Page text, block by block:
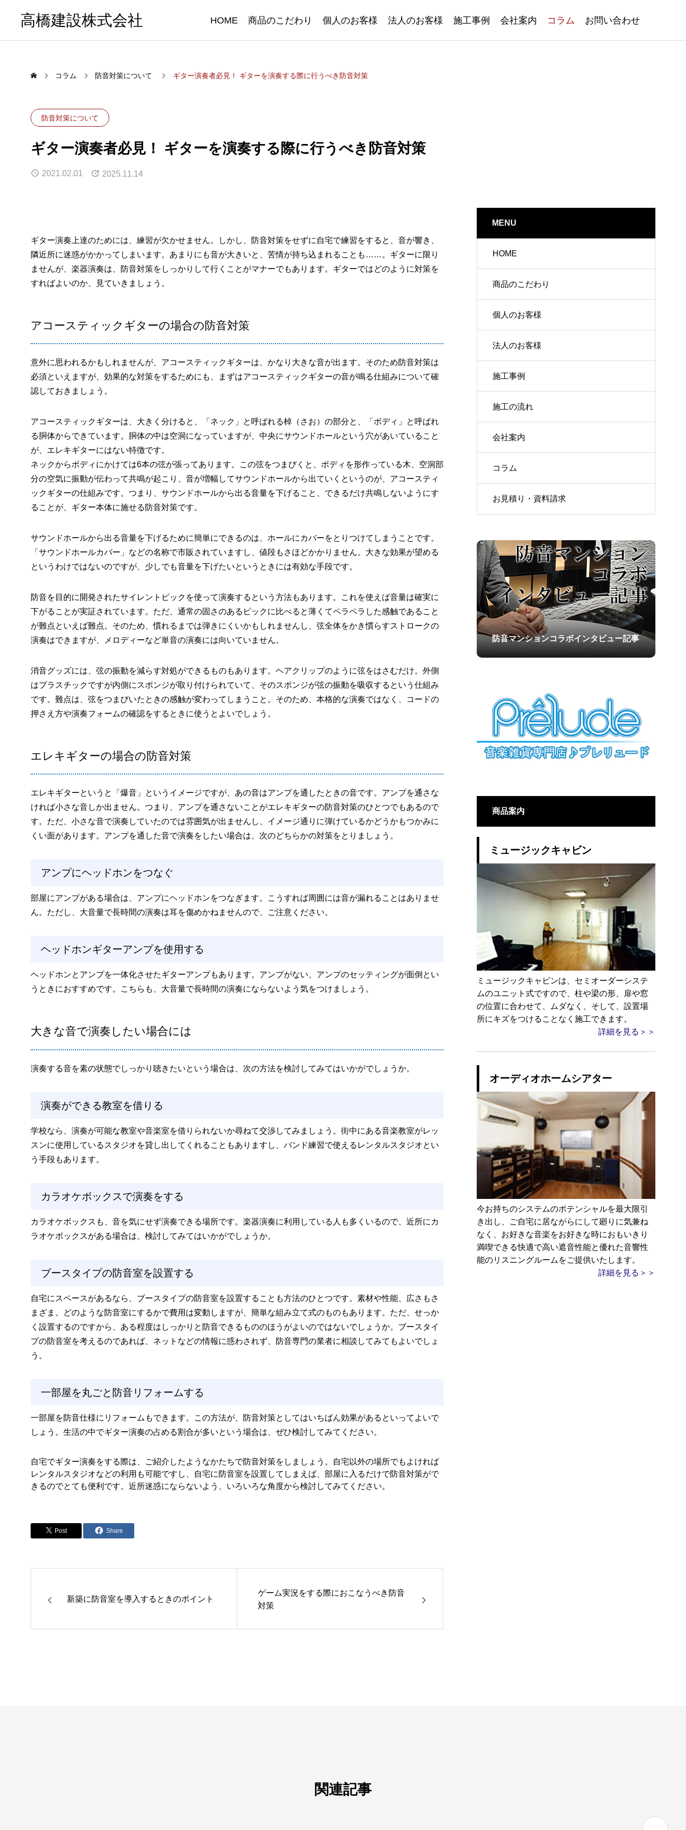
高橋建設株式会社 HOME 商品のこだわり 個人のお客様 法人のお客様 施工事例 会社案内 コラム お問い合わせ
コラム 防音対策について ギター演奏者必見！ ギターを演奏する際に行うべき防音対策
防音対策について
ギター演奏者必見！ ギターを演奏する際に行うべき防音対策
2021.02.01 2025.11.14
ギター演奏上達のためには、練習が欠かせません。しかし、防音対策をせずに自宅で練習をすると、音が響き、
隣近所に迷惑がかかってしまいます。あまりにも音が大きいと、苦情が持ち込まれることも……。ギターに限り
ませんが、楽器演奏は、防音対策をしっかりして行くことがマナーでもあります。ギターではどのように対策を
すればよいのか、見ていきましょう。
アコースティックギターの場合の防音対策
意外に思われるかもしれませんが、アコースティックギターは、かなり大きな音が出ます。そのため防音対策は
必須といえますが、効果的な対策をするためにも、まずはアコースティックギターの音が鳴る仕組みについて確
認しておきましょう。
アコースティックギターは、大きく分けると、「ネック」と呼ばれる棹（さお）の部分と、「ボディ」と呼ばれ
る胴体からできています。胴体の中は空洞になっていますが、中央にサウンドホールという穴があいていること
が、エレキギターにはない特徴です。
ネックからボディにかけては6本の弦が張ってあります。この弦をつまびくと、ボディを形作っている木、空洞部
分の空気に振動が伝わって共鳴が起こり、音が増幅してサウンドホールから出ていくというのが、アコースティ
ックギターの仕組みです。つまり、サウンドホールから出る音量を下げること、できるだけ共鳴しないようにす
ることが、ギター本体に施せる防音対策です。
サウンドホールから出る音量を下げるために簡単にできるのは、ホールにカバーをとりつけてしまうことです。
「サウンドホールカバー」などの名称で市販されていますし、値段もさほどかかりません。大きな効果が望める
というわけではないのですが、少しでも音量を下げたいというときには有効な手段です。
防音を目的に開発されたサイレントピックを使って演奏するという方法もあります。これを使えば音量は確実に
下がることが実証されています。ただ、通常の固さのあるピックに比べると薄くてペラペラした感触であること
が難点といえば難点。そのため、慣れるまでは弾きにくいかもしれませんし、弦全体をかき慣らすストロークの
演奏はできますが、メロディーなど単音の演奏には向いていません。
消音グッズには、弦の振動を減らす対処ができるものもあります。ヘアクリップのように弦をはさむだけ。外側
はプラスチックですが内側にスポンジが取り付けられていて、そのスポンジが弦の振動を吸収するという仕組み
です。難点は、弦をつまびいたときの感触が変わってしまうこと。そのため、本格的な演奏ではなく、コードの
押さえ方や演奏フォームの確認をするときに使うとよいでしょう。
エレキギターの場合の防音対策
エレキギターというと「爆音」というイメージですが、あの音はアンプを通したときの音です。アンプを通さな
ければ小さな音しか出ません。つまり、アンプを通さないことがエレキギターの防音対策のひとつでもあるので
す。ただ、小さな音で演奏していたのでは雰囲気が出ませんし、イメージ通りに弾けているかどうかもつかみに
くい面があります。アンプを通した音で演奏をしたい場合は、次のどちらかの対策をとりましょう。
アンプにヘッドホンをつなぐ
部屋にアンプがある場合は、アンプにヘッドホンをつなぎます。こうすれば周囲には音が漏れることはありませ
ん。ただし、大音量で長時間の演奏は耳を傷めかねませんので、ご注意ください。
ヘッドホンギターアンプを使用する
ヘッドホンとアンプを一体化させたギターアンプもあります。アンプがない、アンプのセッティングが面倒とい
うときにおすすめです。こちらも、大音量で長時間の演奏にならないよう気をつけましょう。
大きな音で演奏したい場合には
演奏する音を素の状態でしっかり聴きたいという場合は、次の方法を検討してみてはいかがでしょうか。
演奏ができる教室を借りる
学校なら、演奏が可能な教室や音楽室を借りられないか尋ねて交渉してみましょう。街中にある音楽教室がレッ
スンに使用しているスタジオを貸し出してくれることもありますし、バンド練習で使えるレンタルスタジオとい
う手段もあります。
カラオケボックスで演奏をする
カラオケボックスも、音を気にせず演奏できる場所です。楽器演奏に利用している人も多くいるので、近所にカ
ラオケボックスがある場合は、検討してみてはいかがでしょうか。
ブースタイプの防音室を設置する
自宅にスペースがあるなら、ブースタイプの防音室を設置することも方法のひとつです。素材や性能、広さもさ
まざま。どのような防音室にするかで費用は変動しますが、簡単な組み立て式のものもあります。ただ、せっか
く設置するのですから、ある程度はしっかりと防音できるもののほうがよいのではないでしょうか。ブースタイ
プの防音室を考えるのであれば、ネットなどの情報に惑わされず、防音専門の業者に相談してみてもよいでしょ
う。
一部屋を丸ごと防音リフォームする
一部屋を防音仕様にリフォームもできます。この方法が、防音対策としてはいちばん効果があるといってよいで
しょう。生活の中でギター演奏の占める割合が多いという場合は、ぜひ検討してみてください。
自宅でギター演奏をする際は、ご紹介したようなかたちで防音対策をしましょう。自宅以外の場所でもよければ
レンタルスタジオなどの利用も可能ですし、自宅に防音室を設置してしまえば、部屋に入るだけで防音対策がで
きるのでとても便利です。近所迷惑にならないよう、いろいろな角度から検討してみてください。
Post Share
新築に防音室を導入するときのポイント
ゲーム実況をする際におこなうべき防音
対策
MENU
HOME
商品のこだわり
個人のお客様
法人のお客様
施工事例
施工の流れ
会社案内
コラム
お見積り・資料請求
防音マンションコラボインタビュー記事
商品案内
ミュージックキャビン
ミュージックキャビンは、セミオーダーシステ
ムのユニット式ですので、柱や梁の形、扉や窓
の位置に合わせて、ムダなく、そして、設置場
所にキズをつけることなく施工できます。
詳細を見る＞＞
オーディオホームシアター
今お持ちのシステムのポテンシャルを最大限引
き出し、ご自宅に居ながらにして廻りに気兼ね
なく、お好きな音楽をお好きな時におもいきり
満喫できる快適で高い遮音性能と優れた音響性
能のリスニングルームをご提供いたします。
詳細を見る＞＞
関連記事